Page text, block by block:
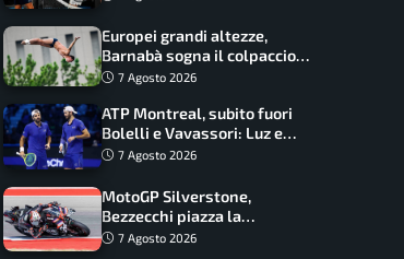
Europei grandi altezze,
Barnabà sogna il colpaccio:
è leader a metà gara, Baraldi
7 Agosto 2026
ATP Montreal, subito fuori
Bolelli e Vavassori: Luz e
Matos fermano gli azzurri
7 Agosto 2026
MotoGP Silverstone,
Bezzecchi piazza la
zampata: Aprilia domina,
7 Agosto 2026